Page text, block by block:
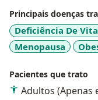
Principais doenças
Deficiência De
Menopausa
Pacientes que trato
Adultos (Apenas